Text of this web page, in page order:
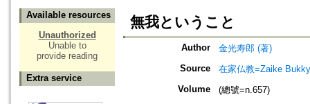
Available resources
Unauthorized
Unable to
provide reading
Extra service
無我ということ
Author
金光寿郎 (著)
Source
在家仏教=Zaike
Volume
(總號=n.657)